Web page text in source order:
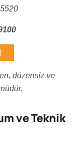
düzensiz ve
ve Teknik